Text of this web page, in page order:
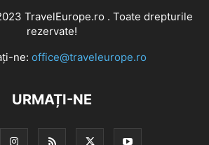
TravelEurope.ro . Toate drepturile
rezervate!
ne: office@traveleurope.ro
URMAȚI-NE